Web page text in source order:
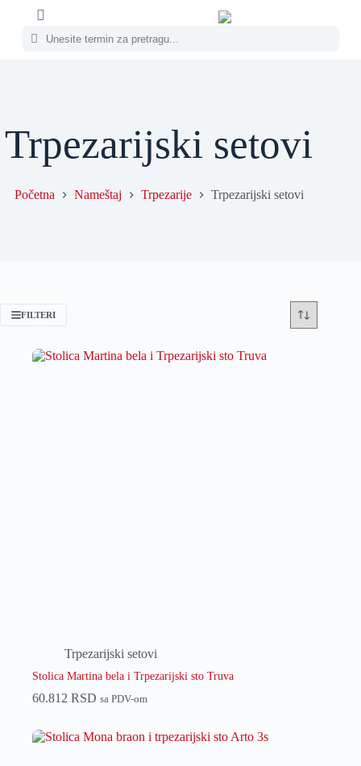
Trpezarijski setovi
Početna Nameštaj Trpezarije Trpezarijski setovi
FILTERI
Trpezarijski setovi
Stolica Martina bela i Trpezarijski sto Truva
60.812 RSD sa PDV-om